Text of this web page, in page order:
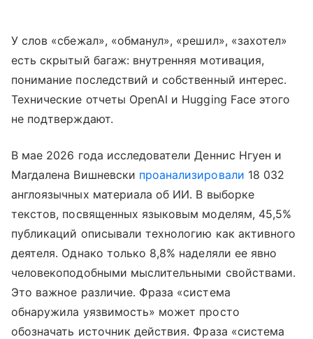
У слов «сбежал», «обманул», «решил», «захотел»
есть скрытый багаж: внутренняя мотивация,
понимание последствий и собственный интерес.
Технические отчеты OpenAI и Hugging Face этого
не подтверждают.
В мае 2026 года исследователи Деннис Нгуен и
Магдалена Вишневски проанализировали 18 032
англоязычных материала об ИИ. В выборке
текстов, посвященных языковым моделям, 45,5%
публикаций описывали технологию как активного
деятеля. Однако только 8,8% наделяли ее явно
человекоподобными мыслительными свойствами.
Это важное различие. Фраза «система
обнаружила уязвимость» может просто
обозначать источник действия. Фраза «система